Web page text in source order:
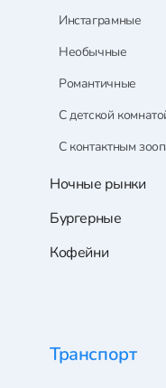
Инстаграмные
Необычные
Романтичные
С детской
С контактным
Ночные рынки
Бургерные
Кофейни
Транспорт